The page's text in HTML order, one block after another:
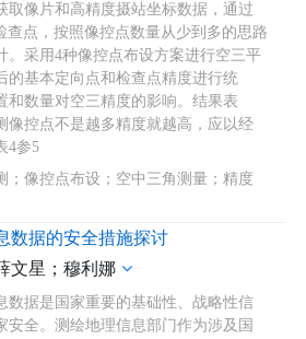
取像片和高精度摄站坐标数据，通过
查点，按照像控点数量从少到多的思路
。采用4种像控点布设方案进行空三平
的基本定向点和检查点精度进行统
和数量对空三精度的影响。结果表
像控点不是越多精度就越高，应以经
4参5
；像控点布设；空中三角测量；精度
数据的安全措施探讨
文星；穆利娜
数据是国家重要的基础性、战略性信
安全。测绘地理信息部门作为涉及国